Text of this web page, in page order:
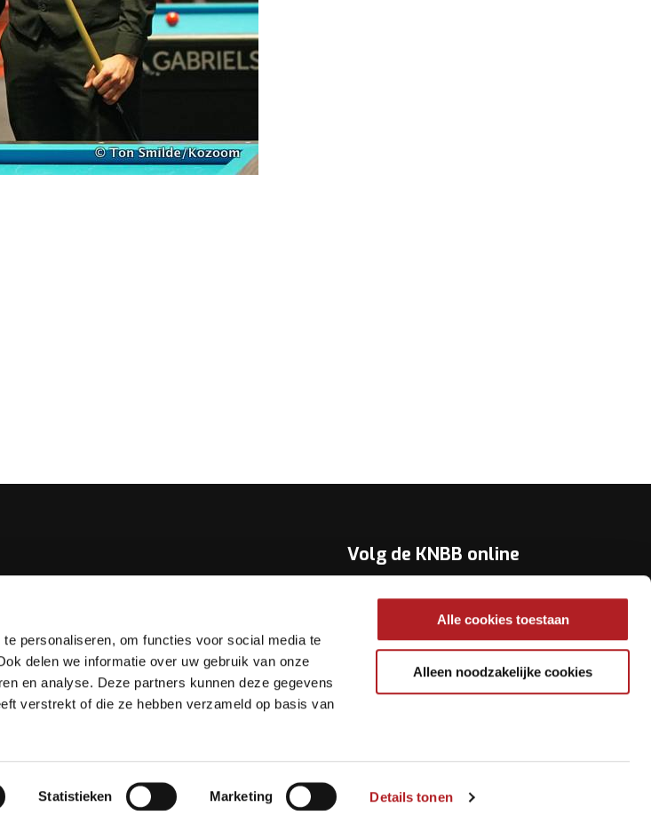
personaliseren, om functies voor social media te
delen we informatie over uw gebruik van onze
en analyse. Deze partners kunnen deze gegevens
verstrekt of die ze hebben verzameld op basis van
Statistieken Marketing Details tonen
Alle cookies toestaan
Alleen noodzakelijke cookies
Volg de KNBB online
Facebook